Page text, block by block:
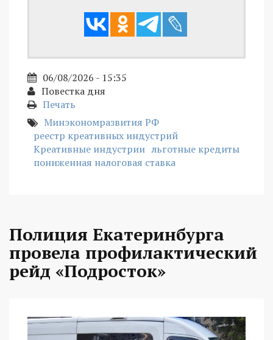
06/08/2026 - 15:35
Повестка дня
Печать
Минэкономразвития РФ
реестр креативных индустрий
Креативные индустрии льготные кредиты
пониженная налоговая ставка
Полиция Екатеринбурга
провела профилактический
рейд «Подросток»